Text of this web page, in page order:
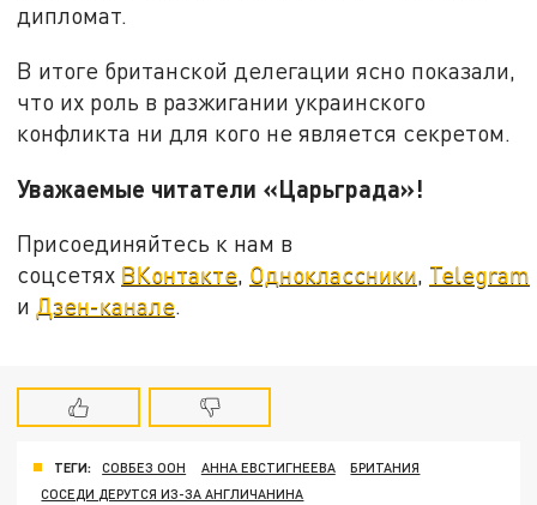
дипломат.
В итоге британской делегации ясно показали,
что их роль в разжигании украинского
конфликта ни для кого не является секретом.
Уважаемые читатели «Царьграда»!
Присоединяйтесь к нам в
соцсетях ВКонтакте, Одноклассники, Telegram
и Дзен-канале.
ТЕГИ: СОВБЕЗ ООН АННА ЕВСТИГНЕЕВА
БРИТАНИЯ
СОСЕДИ ДЕРУТСЯ ИЗ-ЗА АНГЛИЧАНИНА